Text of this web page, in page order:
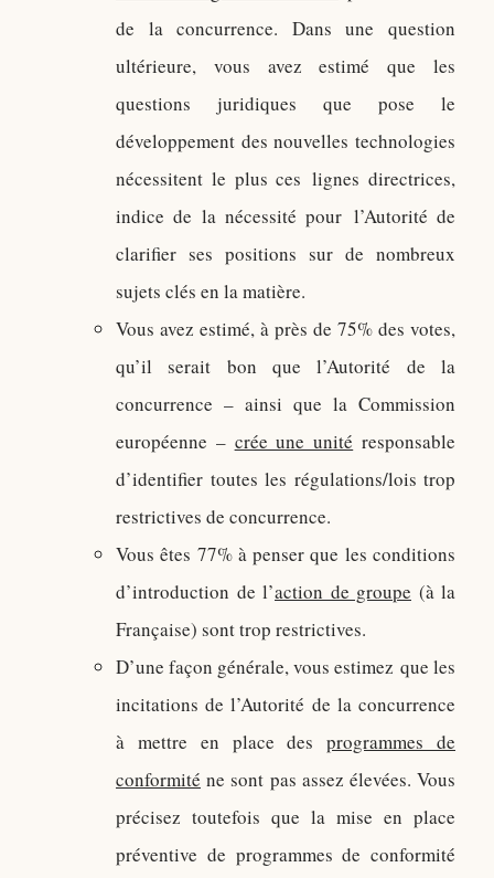
de la concurrence. Dans une question
ultérieure, vous avez estimé que les
questions juridiques que pose le
développement des nouvelles technologies
nécessitent le plus ces lignes directrices,
indice de la nécessité pour l’Autorité de
clarifier ses positions sur de nombreux
sujets clés en la matière.
Vous avez estimé, à près de 75% des votes,
qu’il serait bon que l’Autorité de la
concurrence – ainsi que la Commission
européenne – crée une unité responsable
d’identifier toutes les régulations/lois trop
restrictives de concurrence.
Vous êtes 77% à penser que les conditions
d’introduction de l’action de groupe (à la
Française) sont trop restrictives.
D’une façon générale, vous estimez que les
incitations de l’Autorité de la concurrence
à mettre en place desprogrammes de
conformité ne sont pas assez élevées. Vous
précisez toutefois que la mise en place
préventive de programmes de conformité